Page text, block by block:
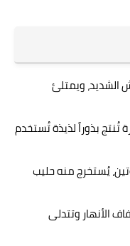
ويمتلئ
بذوراً لذيذة تُستخدم
يُستخرج منه حليب
الأنهار وتتدلى